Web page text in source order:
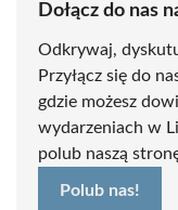
Dołącz do nas
Odkrywaj,
Przyłącz się do
gdzie możesz
wydarzeniach w
polub naszą
Polub nas!